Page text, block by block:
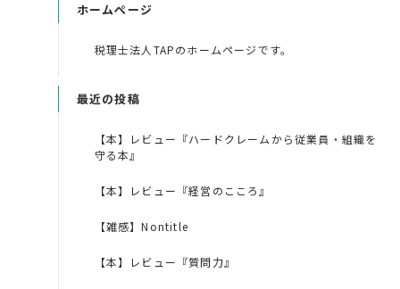
ホームページ
税理士法人TAPのホームページです。
最近の投稿
【本】レビュー『ハードクレームから従業員・組織を
守る本』
【本】レビュー『経営のこころ』
【雑感】Nontitle
【本】レビュー『質問力』